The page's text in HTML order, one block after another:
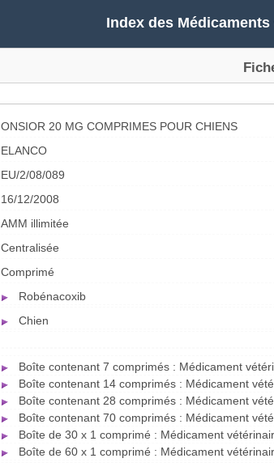
Index des
ONSIOR 20 MG COMPRIMES POUR CHIENS
ELANCO
EU/2/08/089
16/12/2008
AMM illimitée
Centralisée
Comprimé
Robénacoxib
Chien
Boîte contenant 7 comprimés : Médicament
Boîte contenant 14 comprimés : Médicament
Boîte contenant 28 comprimés : Médicament
Boîte contenant 70 comprimés : Médicament
Boîte de 30 x 1 comprimé : Médicament
Boîte de 60 x 1 comprimé : Médicament